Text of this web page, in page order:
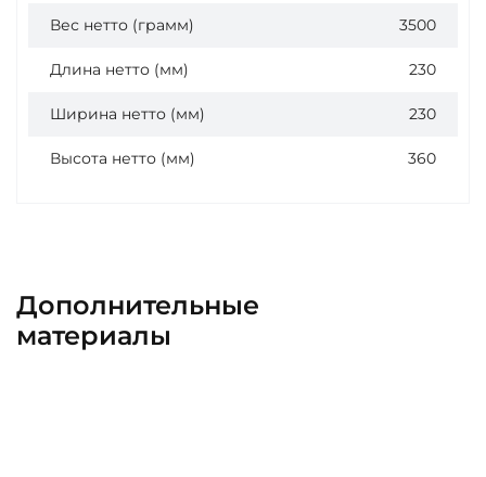
Вес нетто (грамм) 3500
Длина нетто (мм) 230
Ширина нетто (мм) 230
Высота нетто (мм) 360
Дополнительные
материалы